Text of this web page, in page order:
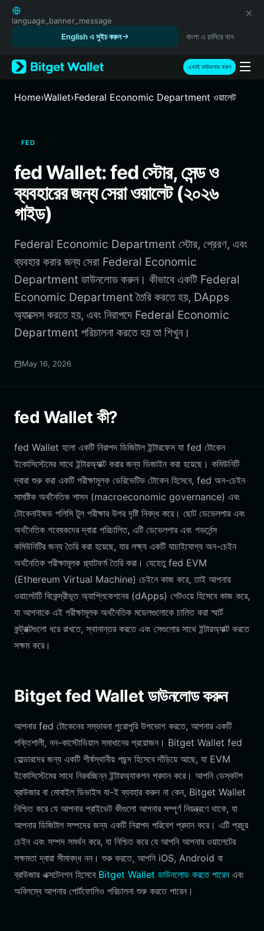
English
日本語
Русский
Español (Latinoamérica)
Türkçe
Italiano
繁體中文
Português (Portugal)
Bahasa Indonesia
ภาษาไทย
Português (Brasil)
Español (Argentina)
language_banner_message
English এ সুইচ করুন
বাংলা এ চালিয়ে যান
এখনই ডাউনলোড করুন
Home›Wallet›Federal Economic Department ওয়ালেট
FED
fed Wallet: fed স্টোর, সেন্ড ও
ব্যবহারের জন্য সেরা ওয়ালেট (২০২৬
গাইড)
Federal Economic Department স্টোর, প্রেরণ, এবং
ব্যবহার করার জন্য সেরা Federal Economic
Department ডাউনলোড করুন। কীভাবে একটি Federal
Economic Department তৈরি করতে হয়, DApps
অ্যাক্সেস করতে হয়, এবং নিরাপদে Federal Economic
Department পরিচালনা করতে হয় তা শিখুন।
May 16, 2026
fed Wallet কী?
fed Wallet হলো একটি নিরাপদ ডিজিটাল ইন্টারফেস যা fed টোকেন
ইকোসিস্টেমের সাথে ইন্টারঅ্যাক্ট করার জন্য ডিজাইন করা হয়েছে। কমিউনিটি
দ্বারা শুরু করা একটি পরীক্ষামূলক ডেরিভেটিভ টোকেন হিসেবে, fed অন-চেইন
সামষ্টিক অর্থনৈতিক শাসন (macroeconomic governance) এবং
টোকেনাইজড পলিসি টুল পরীক্ষার উপর দৃষ্টি নিবদ্ধ করে। ছোট ডেভেলপার এবং
অর্থনৈতিক গবেষকদের দ্বারা পরিচালিত, এটি ডেভেলপার এবং গভর্নেন্স
কমিউনিটির জন্য তৈরি করা হয়েছে, যার লক্ষ্য একটি যাচাইযোগ্য অন-চেইন
অর্থনৈতিক পরীক্ষামূলক প্ল্যাটফর্ম তৈরি করা। যেহেতু fed EVM
(Ethereum Virtual Machine) চেইনে কাজ করে, তাই আপনার
ওয়ালেটটি বিকেন্দ্রীভূত অ্যাপ্লিকেশনের (dApps) গেটওয়ে হিসেবে কাজ করে,
যা আপনাকে এই পরীক্ষামূলক অর্থনৈতিক মডেলগুলোকে চালিত করা স্মার্ট
কন্ট্রাক্টগুলো ধরে রাখতে, স্থানান্তর করতে এবং সেগুলোর সাথে ইন্টারঅ্যাক্ট করতে
সক্ষম করে।
Bitget fed Wallet ডাউনলোড করুন
আপনার fed টোকেনের সম্ভাবনা পুরোপুরি উপভোগ করতে, আপনার একটি
শক্তিশালী, নন-কাস্টোডিয়াল সমাধানের প্রয়োজন। Bitget Wallet fed
হোল্ডারদের জন্য একটি শীর্ষস্থানীয় পছন্দ হিসেবে দাঁড়িয়ে আছে, যা EVM
ইকোসিস্টেমের সাথে নিরবচ্ছিন্ন ইন্টারঅ্যাকশন প্রদান করে। আপনি ডেস্কটপ
ব্রাউজার বা মোবাইল ডিভাইস যা-ই ব্যবহার করুন না কেন, Bitget Wallet
নিশ্চিত করে যে আপনার প্রাইভেট কীগুলো আপনার সম্পূর্ণ নিয়ন্ত্রণে থাকে, যা
আপনার ডিজিটাল সম্পদের জন্য একটি নিরাপদ পরিবেশ প্রদান করে। এটি প্রচুর
চেইন এবং সম্পদ সমর্থন করে, যা নিশ্চিত করে যে আপনি আপনার ওয়ালেটের
সক্ষমতা দ্বারা সীমাবদ্ধ নন। শুরু করতে, আপনি iOS, Android বা
ব্রাউজার এক্সটেনশন হিসেবে Bitget Wallet ডাউনলোড করতে পারেনএবং
অবিলম্বে আপনার পোর্টফোলিও পরিচালনা শুরু করতে পারেন।